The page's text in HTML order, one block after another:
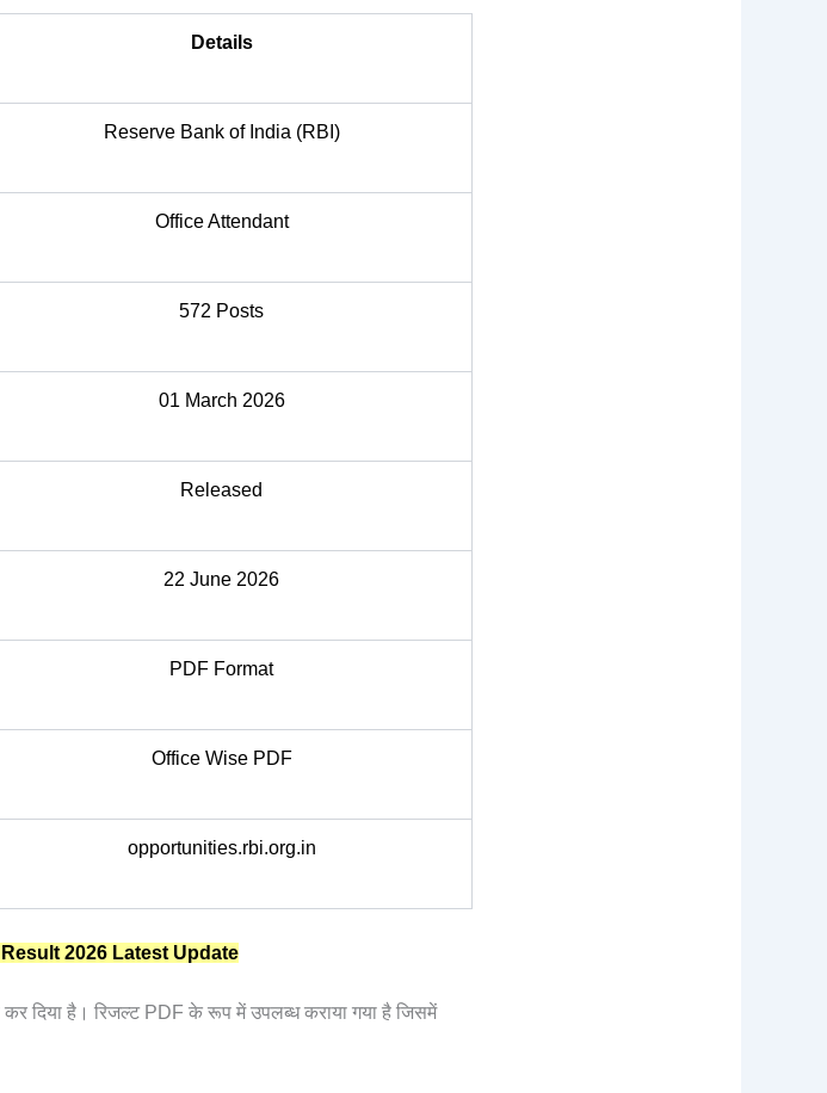
Details
Reserve Bank of India (RBI)
Office Attendant
572 Posts
01 March 2026
Released
22 June 2026
PDF Format
Office Wise PDF
opportunities.rbi.org.in
2026 Latest Update
कर दिया है। रिजल्ट PDF के रूप में उपलब्ध कराया गया है जिसमें